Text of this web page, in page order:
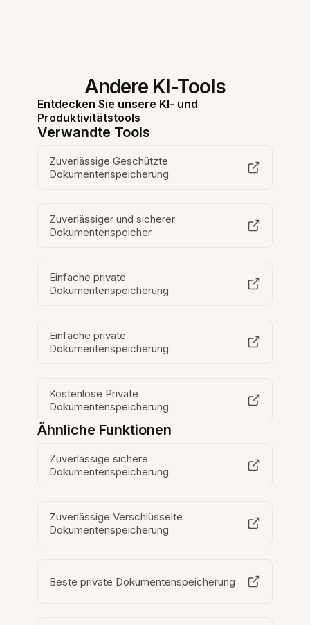
Andere KI-Tools
Entdecken Sie unsere KI- und
Produktivitätstools
Verwandte Tools
Zuverlässige Geschützte
Dokumentenspeicherung
Zuverlässiger und sicherer
Dokumentenspeicher
Einfache private
Dokumentenspeicherung
Einfache private
Dokumentenspeicherung
Kostenlose Private
Dokumentenspeicherung
Ähnliche Funktionen
Zuverlässige sichere
Dokumentenspeicherung
Zuverlässige Verschlüsselte
Dokumentenspeicherung
Beste private Dokumentenspeicherung